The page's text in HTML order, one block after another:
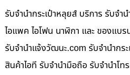
รับจำนำกระเป๋าหลุยส์ บริการ รับจำ
ไอแพค ไอโฟน นาฬิกา และ ของแบ
รับจํานําแจ้งวัฒนะ.com รับจำนำกร
สินค้าไอที รับจำนำมือถือ รับจำนำโ